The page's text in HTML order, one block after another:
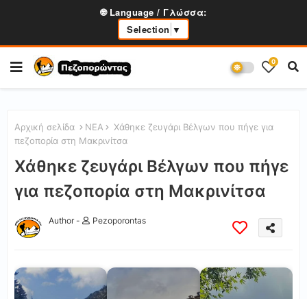
🌐 Language / Γλώσσα:
Selection ▼
0
Αρχική σελίδα ΝΕΑ
Χάθηκε ζευγάρι Βέλγων που πήγε για
πεζοπορία στη Μακρινίτσα
Χάθηκε ζευγάρι Βέλγων που πήγε
για πεζοπορία στη Μακρινίτσα
Author - Pezoporontas